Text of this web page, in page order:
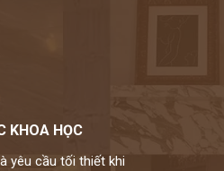
KHOA HỌC
yêu cầu tối thiết khi